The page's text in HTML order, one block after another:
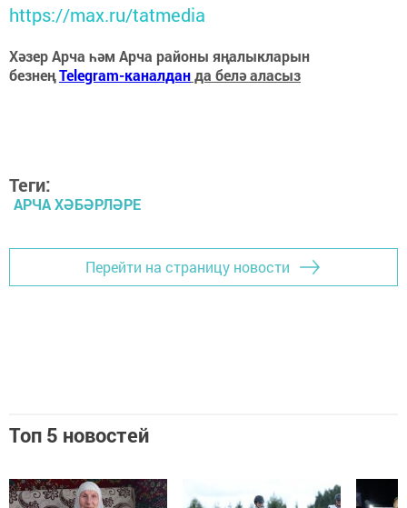
https://max.ru/tatmedia
Хәзер Арча һәм Арча районы яңалыкларын
безнеңTelegram-каналданда белә аласыз
Теги:
АРЧА ХӘБӘРЛӘРЕ
Перейти на страницу новости
Топ 5 новостей